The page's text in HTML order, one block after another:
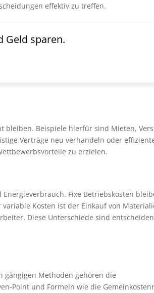
effektiv zu treffen.
Geld sparen.
bleiben. Beispiele hierfür sind Mieten,
Verträge neu verhandeln oder
zu erzielen.
Fixe Betriebskosten
Kosten ist der Einkauf von
Diese Unterschiede sind
gängigen Methoden gehören die
Point und Formeln wie die